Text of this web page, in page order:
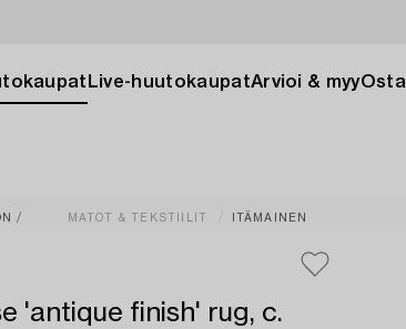
Live-huutokaupatArvioi & myyOsta
MATOT & TEKSTIILIT ITÄMAINEN
'antique finish' rug, c.